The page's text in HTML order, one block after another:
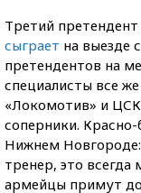
Третий претендент
сыграет на выезде
претендентов на
специалисты все
«Локомотив» и
соперники.
Нижнем
тренер, это
армейцы примут